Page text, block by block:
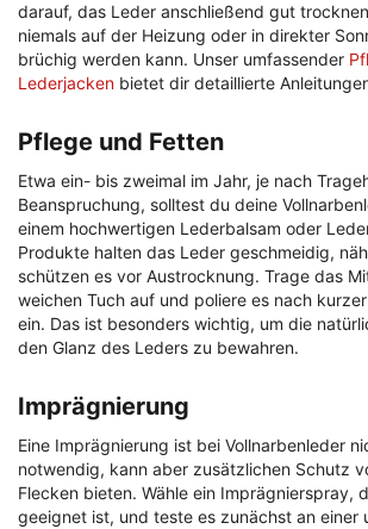
darauf, das Leder anschließend gut
niemals auf der Heizung oder in direkter
brüchig werden kann. Unser umfassender
Lederjacken bietet dir detaillierte
Pflege und Fetten
Etwa ein- bis zweimal im Jahr, je nach
Beanspruchung, solltest du deine
einem hochwertigen Lederbalsam oder
Produkte halten das Leder geschmeidig,
schützen es vor Austrocknung. Trage das
weichen Tuch auf und poliere es nach
ein. Das ist besonders wichtig, um die
den Glanz des Leders zu bewahren.
Imprägnierung
Eine Imprägnierung ist bei Vollnarbenleder
notwendig, kann aber zusätzlichen Schutz
Flecken bieten. Wähle ein Imprägnierspray,
geeignet ist, und teste es zunächst an einer